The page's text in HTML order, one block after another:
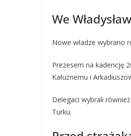
We
Nowe władze wybrano
Prezesem na kadencję
Kałużnemu i
Delegaci wybrali
Turku.